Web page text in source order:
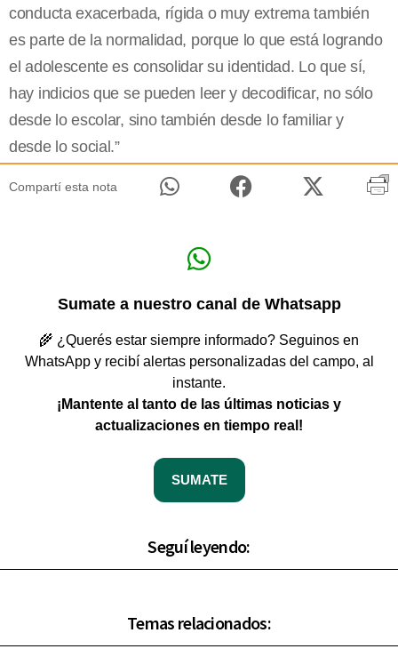
conducta exacerbada, rígida o muy extrema también
es parte de la normalidad, porque lo que está logrando
el adolescente es consolidar su identidad. Lo que sí,
hay indicios que se pueden leer y decodificar, no sólo
desde lo escolar, sino también desde lo familiar y
desde lo social.”
Compartí esta nota
Sumate a nuestro canal de Whatsapp
🌾 ¿Querés estar siempre informado? Seguinos en
WhatsApp y recibí alertas personalizadas del campo, al
instante.
¡Mantente al tanto de las últimas noticias y
actualizaciones en tiempo real!
SUMATE
Seguí leyendo:
Temas relacionados: